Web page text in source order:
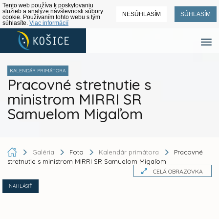
Tento web používa k poskytovaniu
služieb a analýze návštevnosti súbory
cookie. Používaním tohto webu s tým
súhlasíte. Viac informácií
NESÚHLASÍM SÚHLASÍM
KALENDÁR PRIMÁTORA
Pracovné stretnutie s
ministrom MIRRI SR
Samuelom Migaľom
Galéria Foto Kalendár primátora
Pracovné
stretnutie s ministrom MIRRI SR Samuelom Migaľom
CELÁ OBRAZOVKA
NAHLÁSIŤ